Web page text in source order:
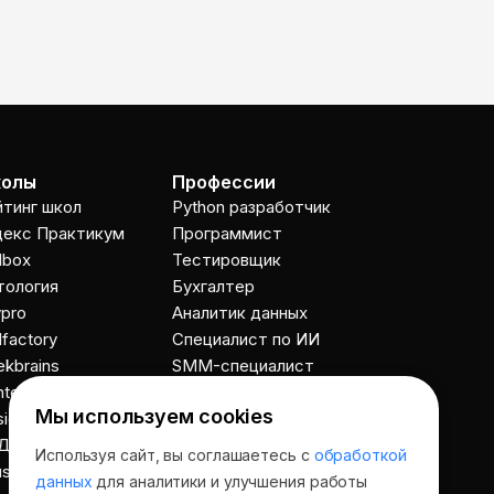
школ
Практикум
School
Academy
Профессии
Python разработчик
Программист
Тестировщик
Бухгалтер
Аналитик данных
Специалист по ИИ
SMM-специалист
Веб дизайнер
Дизайнер интерьера
Ассистент 08.08.26, 12:55
Пожалуйста, ответьте на несколько
вопросов, чтобы начать.
Приступим?
Мы используем cookies
Используя сайт, вы соглашаетесь с обработкой
данных для аналитики и улучшения работы